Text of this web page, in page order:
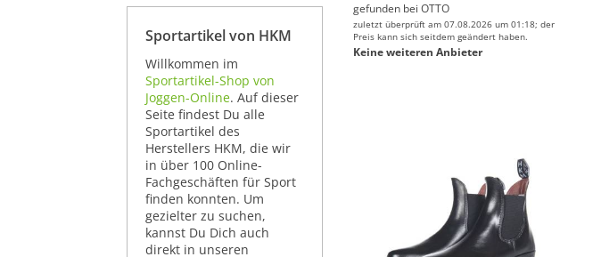
Sportartikel von HKM
Willkommen im
Sportartikel-Shop von
Joggen-Online. Auf dieser
Seite findest Du alle
Sportartikel des
Herstellers HKM, die wir
in über 100 Online-
Fachgeschäften für Sport
finden konnten. Um
gezielter zu suchen,
kannst Du Dich auch
direkt in unseren
gefunden bei OTTO
zuletzt überprüft am 07.08.2026 um 01:18; der
Preis kann sich seitdem geändert haben.
Keine weiteren Anbieter